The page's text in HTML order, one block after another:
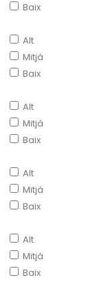
Baix
Alt
Mitjà
Baix
Alt
Mitjà
Baix
Alt
Mitjà
Baix
Alt
Mitjà
Baix